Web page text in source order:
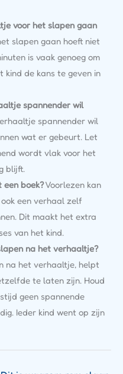
voor het slapen gaan
slapen gaan hoeft niet
is vaak genoeg om
kind de kans te geven in
spannender wil
spannender wil
wat er gebeurt. Let
wordt vlak voor het
blijft.
boek?Voorlezen kan
een verhaal zelf
Dit maakt het extra
van het kind.
na het verhaaltje?
na het verhaaltje, helpt
te laten zijn. Houd
geen spannende
Ieder kind went op zijn